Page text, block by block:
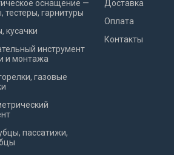
оснащение —
тестеры, гарнитуры
кусачки
инструмент
и монтажа
газовые
пассатижи,
Доставка
Оплата
Контакты